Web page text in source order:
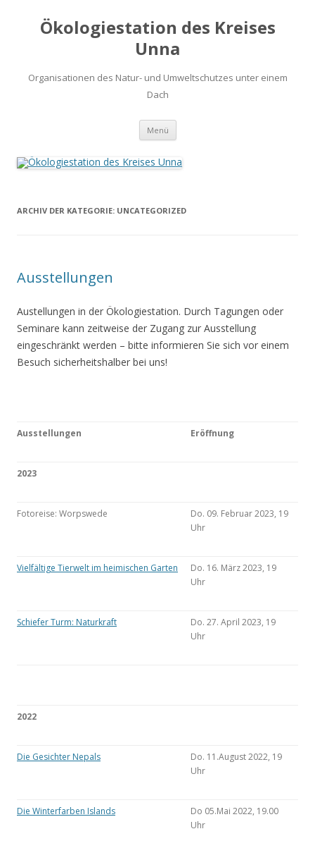
Ökologiestation des Kreises
Unna
Organisationen des Natur- und Umweltschutzes unter einem
Dach
Menü Zum
springen
ARCHIV DER KATEGORIE: UNCATEGORIZED
Ausstellungen
Austellungen in der Ökologiestation. Durch Tagungen oder
Seminare kann zeitweise der Zugang zur Ausstellung
eingeschränkt werden – bitte informieren Sie sich vor einem
Besuch sicherheitshalber bei uns!
Ausstellungen Eröffnung
2023
Fotoreise: Worpswede
Do. 09. Februar 2023, 19
Uhr
Vielfältige Tierwelt im heimischen Garten
Do. 16. März 2023, 19
Uhr
Schiefer Turm: Naturkraft
Do. 27. April 2023, 19
Uhr
2022
Die Gesichter Nepals
Do. 11.August 2022, 19
Uhr
Die Winterfarben Islands
Do 05.Mai 2022, 19.00
Uhr